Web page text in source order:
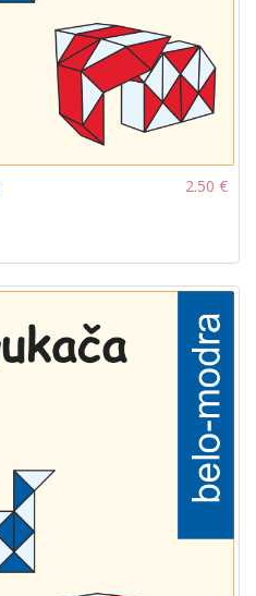
2.50 €